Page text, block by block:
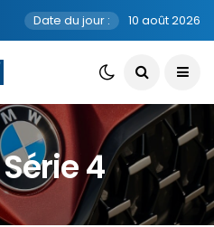
Date du jour : 10 août 2026
4